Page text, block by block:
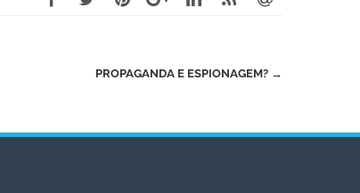
PROPAGANDA E ESPIONAGEM? →